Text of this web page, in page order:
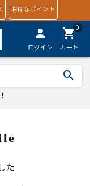
お得なポイント
person
ログイン
0
shopping_cart
カート
search
た